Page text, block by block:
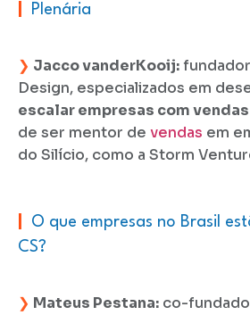
Plenária
❯ Jacco vanderKooij:
Design, especializados em
escalar empresas com
de ser mentor de vendas em
do Silício, como a Storm
O que empresas no Brasil
CS?
❯ Mateus Pestana: co-